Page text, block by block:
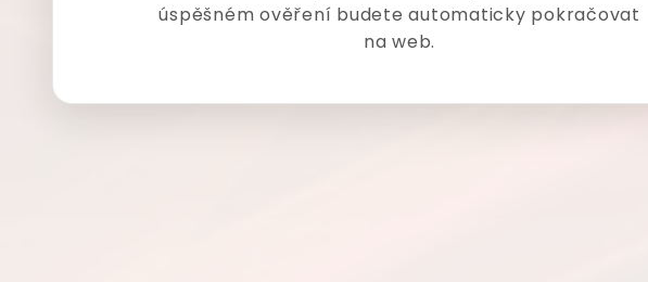
úspěšném ověření budete automaticky pokračovat
na web.